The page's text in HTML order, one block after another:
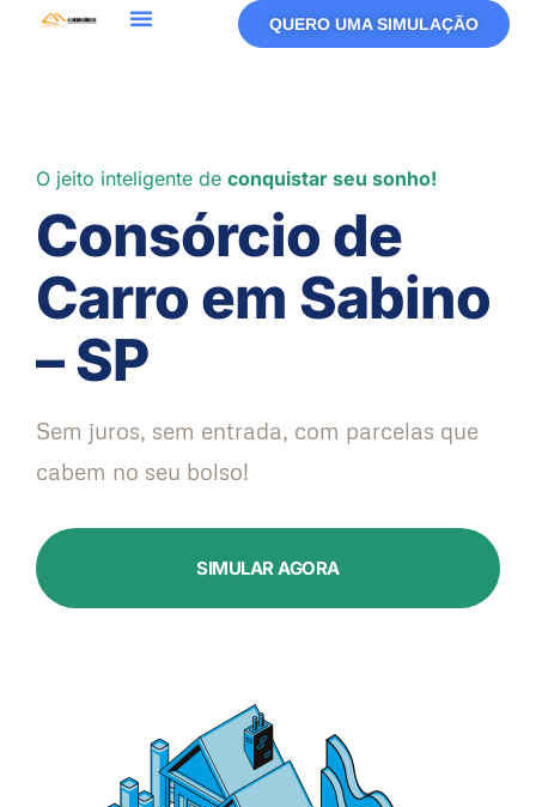
QUERO UMA SIMULAÇÃO
O jeito inteligente de conquistar seu sonho!
Consórcio de
Carro em Sabino
– SP
Sem juros, sem entrada, com parcelas que
cabem no seu bolso!
SIMULAR AGORA